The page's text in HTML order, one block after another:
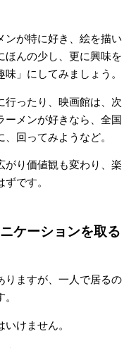
ンが特に好き、絵を描い
ほんの少し、更に興味を
」にしてみましょう。
行ったり、映画館は、次
ーメンが好きなら、全国
回ってみようなど。
がり価値観も変わり、楽
です。
ケーションを取る
りますが、一人で居るの
けません。